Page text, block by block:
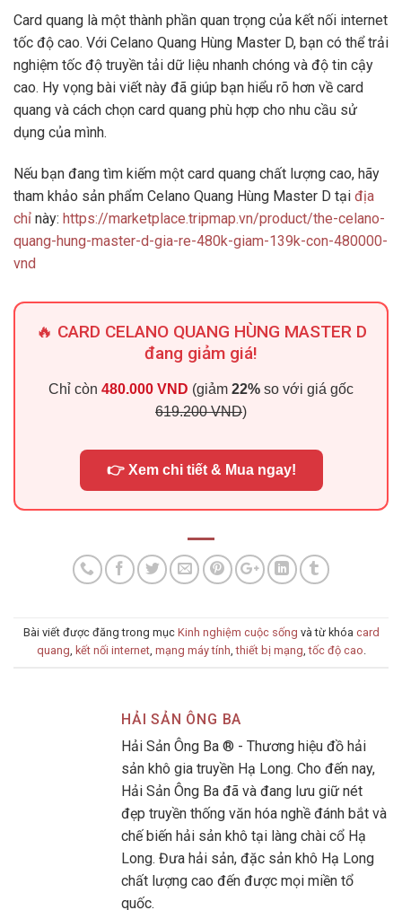
Card quang là một thành phần quan trọng của kết nối internet
tốc độ cao. Với Celano Quang Hùng Master D, bạn có thể trải
nghiệm tốc độ truyền tải dữ liệu nhanh chóng và độ tin cậy
cao. Hy vọng bài viết này đã giúp bạn hiểu rõ hơn về card
quang và cách chọn card quang phù hợp cho nhu cầu sử
dụng của mình.
Nếu bạn đang tìm kiếm một card quang chất lượng cao, hãy
tham khảo sản phẩm Celano Quang Hùng Master D tại địa
chỉ này: https://marketplace.tripmap.vn/product/the-celano-
quang-hung-master-d-gia-re-480k-giam-139k-con-480000-
vnd
🔥 CARD CELANO QUANG HÙNG MASTER D
đang giảm giá!
Chỉ còn 480.000 VND (giảm 22% so với giá gốc
619.200 VND)
👉 Xem chi tiết & Mua ngay!
Bài viết được đăng trong mục Kinh nghiệm cuộc sống và từ khóa card
quang, kết nối internet, mạng máy tính,thiết bị mạng,tốc độ cao.
HẢI SẢN ÔNG BA
Hải Sản Ông Ba ® - Thương hiệu đồ hải
sản khô gia truyền Hạ Long. Cho đến nay,
Hải Sản Ông Ba đã và đang lưu giữ nét
đẹp truyền thống văn hóa nghề đánh bắt và
chế biến hải sản khô tại làng chài cổ Hạ
Long. Đưa hải sản, đặc sản khô Hạ Long
chất lượng cao đến được mọi miền tổ
quốc.